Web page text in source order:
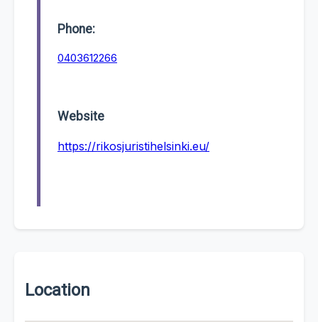
Phone:
0403612266
Website
https://rikosjuristihelsinki.eu/
Location